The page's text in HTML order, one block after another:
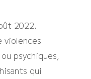
2022.
violences
psychiques,
qui